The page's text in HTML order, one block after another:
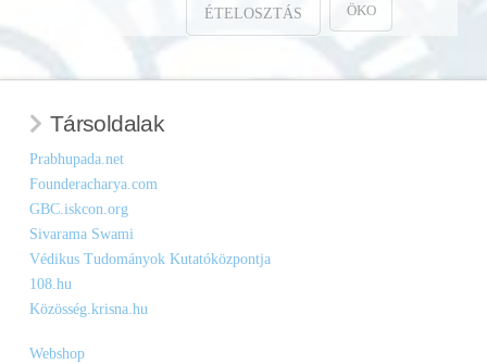
ÉTELOSZTÁS ÖKO
Társoldalak
Prabhupada.net
Founderacharya.com
GBC.iskcon.org
Sivarama Swami
Védikus Tudományok Kutatóközpontja
108.hu
Közösség.krisna.hu
Webshop